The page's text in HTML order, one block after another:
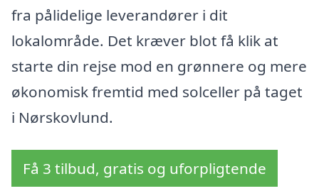
fra pålidelige leverandører i dit
lokalområde. Det kræver blot få klik at
starte din rejse mod en grønnere og mere
økonomisk fremtid med solceller på taget
i Nørskovlund.
Få 3 tilbud, gratis og uforpligtende